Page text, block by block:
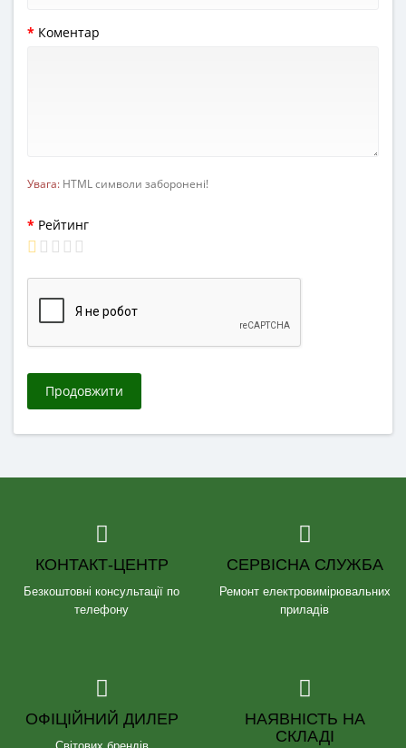
Коментар
Увага: HTML символи заборонені!
Рейтинг
Продовжити
КОНТАКТ-ЦЕНТР
Безкоштовні консультації по
телефону
СЕРВІСНА СЛУЖБА
Ремонт електровимірювальних
приладів
ОФІЦІЙНИЙ ДИЛЕР
НАЯВНІСТЬ НА
СКЛАДІ